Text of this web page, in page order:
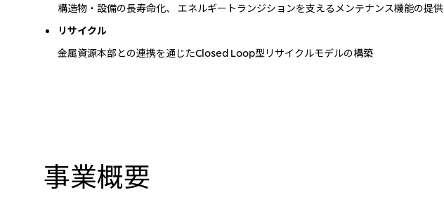
構造物・設備の長寿命化、 エネルギートランジションを支えるメンテナンス機能の提供
リサイクル
金属資源本部との連携を通じたClosed Loop型リサイクルモデルの構築
事業概要